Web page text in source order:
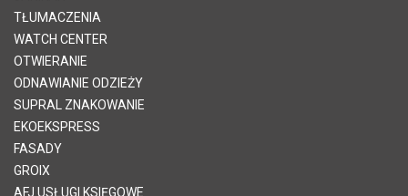
TŁUMACZENIA
WATCH CENTER
OTWIERANIE
ODNAWIANIE ODZIEŻY
SUPRAL ZNAKOWANIE
EKOEKSPRESS
FASADY
GROIX
AFJ USŁUGI KSIĘGOWE